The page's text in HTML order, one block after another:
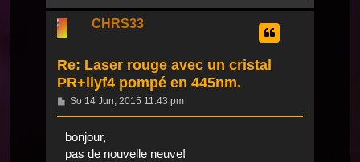
oben
CHRS33
Re: Laser rouge avec un cristal
PR+liyf4 pompé en 445nm.
Beitrag
So 14 Jun, 2015 11:43 pm
bonjour,
pas de nouvelle neuve!